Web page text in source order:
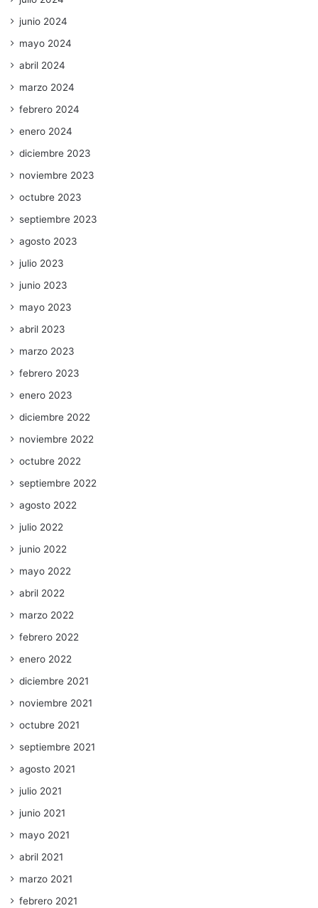
junio 2024
mayo 2024
abril 2024
marzo 2024
febrero 2024
enero 2024
diciembre 2023
noviembre 2023
octubre 2023
septiembre 2023
agosto 2023
julio 2023
junio 2023
mayo 2023
abril 2023
marzo 2023
febrero 2023
enero 2023
diciembre 2022
noviembre 2022
octubre 2022
septiembre 2022
agosto 2022
julio 2022
junio 2022
mayo 2022
abril 2022
marzo 2022
febrero 2022
enero 2022
diciembre 2021
noviembre 2021
octubre 2021
septiembre 2021
agosto 2021
julio 2021
junio 2021
mayo 2021
abril 2021
marzo 2021
febrero 2021